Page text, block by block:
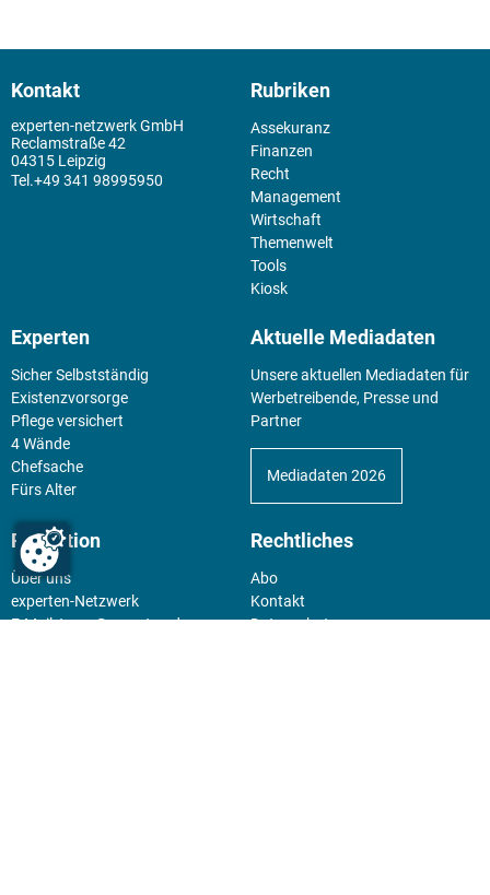
Kontakt
experten-netzwerk GmbH
Reclamstraße 42
04315 Leipzig
+49 341 98995950
Rubriken
Assekuranz
Finanzen
Recht
Management
Wirtschaft
Themenwelt
Tools
Kiosk
Experten
Sicher Selbstständig
Existenz­vorsorge
Pflege versichert
4 Wände
Chefsache
Fürs Alter
Aktuelle Mediadaten
Unsere aktuellen Mediadaten für
Werbetreibende, Presse und
Partner
Mediadaten 2026
Redaktion
Über uns
experten-Netzwerk
E-Mail:team@experten.de
Rechtliches
Abo
Kontakt
Datenschutz